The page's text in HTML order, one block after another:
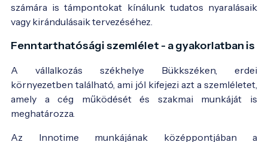
számára is támpontokat kínálunk tudatos nyaralásaik
vagy kirándulásaik tervezéséhez.
Fenntarthatósági szemlélet - a gyakorlatban is
A vállalkozás székhelye Bükkszéken, erdei
környezetben található, ami jól kifejezi azt a szemléletet,
amely a cég működését és szakmai munkáját is
meghatározza.
Az Innotime munkájának középpontjában a